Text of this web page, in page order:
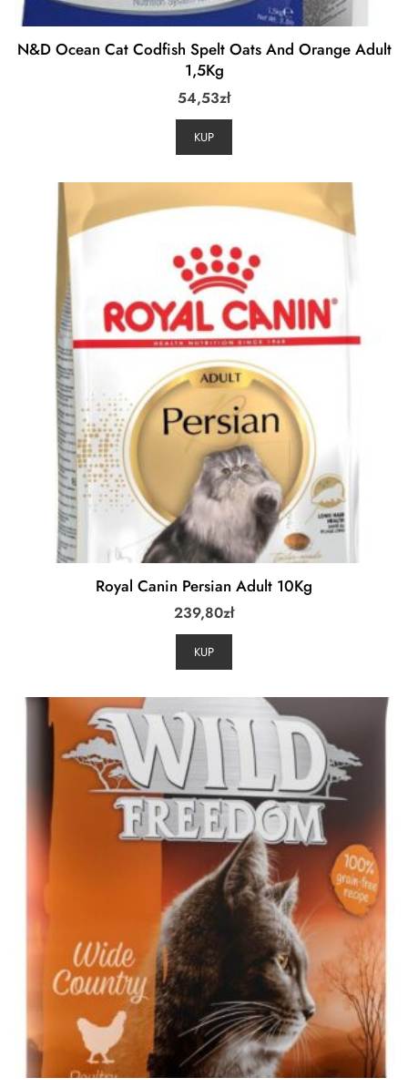
N&D Ocean Cat Codfish Spelt Oats And Orange Adult
1,5Kg
54,53zł
KUP
Royal Canin Persian Adult 10Kg
239,80zł
KUP